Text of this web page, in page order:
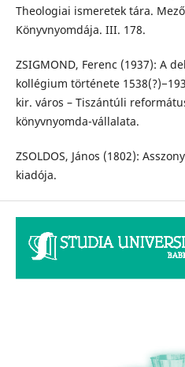
Theologiai ismeretek tára.
Könyvnyomdája. III. 178.
ZSIGMOND, Ferenc (1937): A
kollégium története
kir. város – Tiszántúli
könyvnyomda-vállalata.
ZSOLDOS, János (1802):
kiadója.